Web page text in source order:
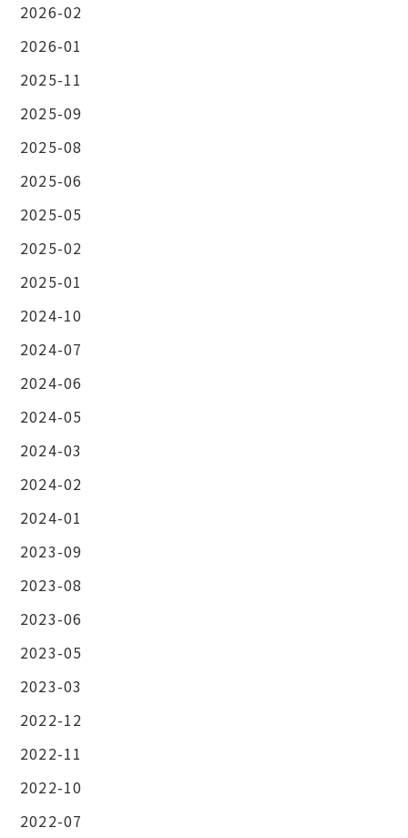
2026-02
2026-01
2025-11
2025-09
2025-08
2025-06
2025-05
2025-02
2025-01
2024-10
2024-07
2024-06
2024-05
2024-03
2024-02
2024-01
2023-09
2023-08
2023-06
2023-05
2023-03
2022-12
2022-11
2022-10
2022-07